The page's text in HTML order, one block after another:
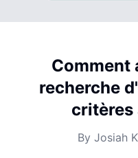
Comment
recherche
critères
By Josiah